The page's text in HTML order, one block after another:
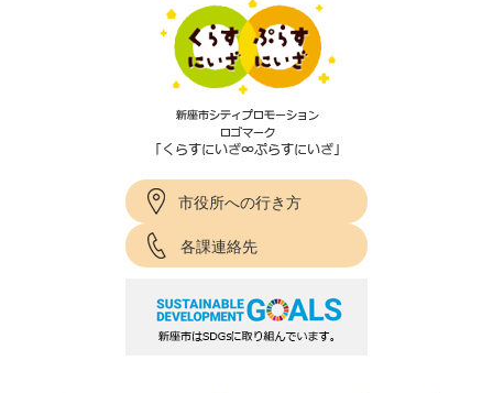
市役所への行き方
各課連絡先